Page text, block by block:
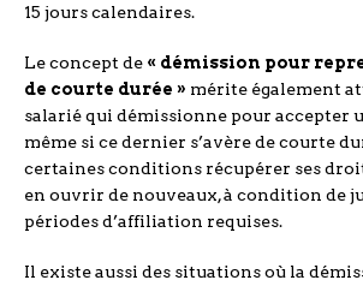
15 jours calendaires.
Le concept de « démission pour
de courte durée » mérite également
salarié qui démissionne pour accepter
même si ce dernier s’avère de courte
certaines conditions récupérer ses
en ouvrir de nouveaux, à condition de
périodes d’affiliation requises.
Il existe aussi des situations où la